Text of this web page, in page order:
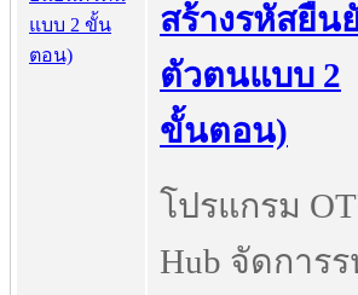
สร้างรหัสยืน
ตัวตนแบบ 2
ขั้นตอน)
โปรแกรม
Hub จัดการ